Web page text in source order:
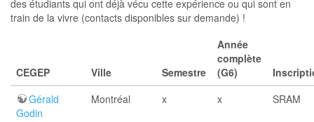
des étudiants qui ont déjà vécu cette expérience ou qui sont en
train de la vivre (contacts disponibles sur demande) !
CEGEP Ville Semestre
Année
complète
(G6)
Gérald
Godin
Montréal x x SRAM